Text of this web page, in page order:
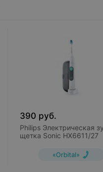
390 руб.
Philips Электрическая
щетка Sonic HX6611/27
«Orbital»